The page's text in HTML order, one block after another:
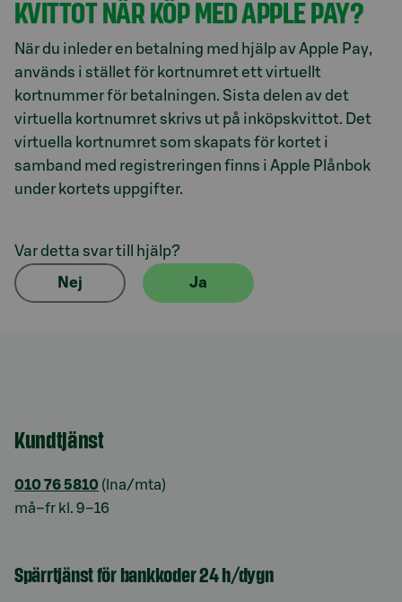
KVITTOT NÄR KÖP MED APPLE PAY?
När du inleder en betalning med hjälp av Apple Pay,
används i stället för kortnumret ett virtuellt
kortnummer för betalningen. Sista delen av det
virtuella kortnumret skrivs ut på inköpskvittot. Det
virtuella kortnumret som skapats för kortet i
samband med registreringen finns i Apple Plånbok
under kortets uppgifter.
Var detta svar till hjälp?
Nej Ja
Kundtjänst
010 76 5810 (lna/mta)
må–fr kl. 9–16
Spärrtjänst för bankkoder 24 h/dygn